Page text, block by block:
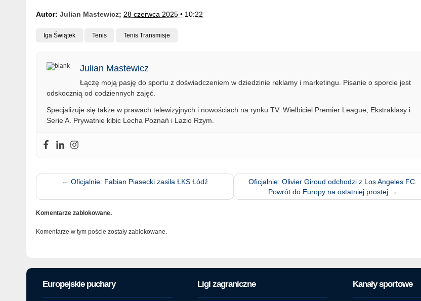
Autor: Julian Mastewicz; 28 czerwca 2025 • 10:22
Iga Świątek Tenis Tenis Transmisje
Julian Mastewicz
Łączę moją pasję do sportu z doświadczeniem w dziedzinie reklamy i marketingu. Pisanie o sporcie jest
odskocznią od codziennych zajęć.
Specjalizuje się także w prawach telewizyjnych i nowościach na rynku TV. Wielbiciel Premier League, Ekstraklasy i
Serie A. Prywatnie kibic Lecha Poznań i Lazio Rzym.
← Oficjalnie: Fabian Piasecki zasila ŁKS Łódź
Oficjalnie: Olivier Giroud odchodzi z Los Angeles FC.
Powrót do Europy na ostatniej prostej →
Komentarze zablokowane.
Komentarze w tym poście zostały zablokowane.
Europejskie puchary Ligi zagraniczne Kanały sportowe